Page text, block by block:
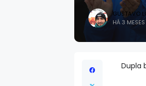
GUSTAVO
HÁ 3 MESES
Dupla